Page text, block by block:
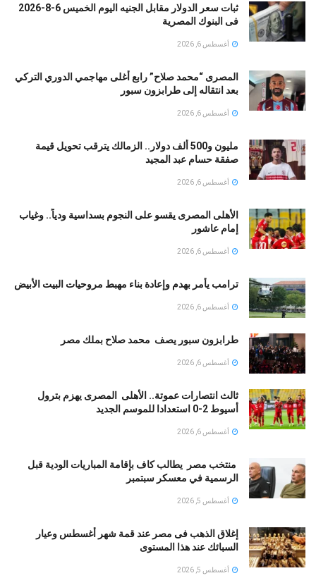
ثبات سعر الدولار مقابل الجنيه اليوم الخميس 6-8-2026
فى البنوك المصرية
أغسطس 6, 2026
المصرى “محمد صلاح” رابع أغلى مهاجمي الدوري التركي
بعد انتقاله إلى طرابزون سبور
أغسطس 6, 2026
مليون و500 ألف دولار.. الزمالك يترقب تحويل قيمة
صفقة حسام عبد المجيد
أغسطس 6, 2026
الأهلى المصرى يقسو على النجوم بسداسية ودياً.. وغياب
إمام عاشور
أغسطس 6, 2026
ترامب يأمر بهدم وإعادة بناء مهبط مروحيات البيت الأبيض
أغسطس 6, 2026
طرابزون سبور يصف محمد صلاح بملك مصر
أغسطس 6, 2026
ثالث انتصارات عموتة.. الأهلى المصرى يهزم بترول
أسيوط 2-0 استعدادا للموسم الجديد
أغسطس 6, 2026
منتخب مصر يطالب كاف بإقامة المباريات الودية قبل
الرسمية في معسكر سبتمبر
أغسطس 5, 2026
إغلاق الذهب فى مصر عند قمة شهر أغسطس وعيار
السبائك عند هذا المستوى
أغسطس 5, 2026